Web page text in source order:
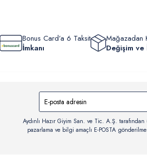
Bonus Card’a 6 Taksit
İmkanı
Mağazadan
Değişim ve
Aydınlı Hazır Giyim San. ve Tic. A.Ş.
pazarlama ve bilgi amaçlı E-POSTA